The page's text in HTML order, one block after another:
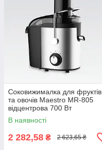
Соковижималка для фруктів
та овочів Maestro MR-805
відцентрова 700 Вт
електрична
В наявності
2 282,58 ₴ 2 623,65 ₴